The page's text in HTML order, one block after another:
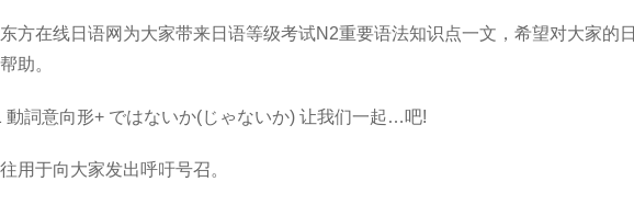
在线日语网为大家带来日语等级考试N2重要语法知识点一文，希望对大家的日
助。
動詞意向形+ ではないか(じゃないか) 让我们一起…吧!
于向大家发出呼吁号召。